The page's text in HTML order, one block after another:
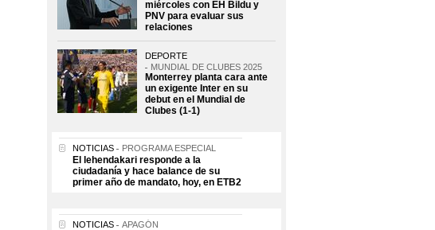
miércoles con EH Bildu y
PNV para evaluar sus
relaciones
DEPORTE
MUNDIAL DE CLUBES 2025
Monterrey planta cara ante
un exigente Inter en su
debut en el Mundial de
Clubes (1-1)
NOTICIAS PROGRAMA ESPECIAL
El lehendakari responde a la
ciudadanía y hace balance de su
primer año de mandato, hoy, en ETB2
NOTICIAS APAGÓN